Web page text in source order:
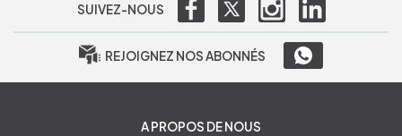
SUIVEZ-NOUS
REJOIGNEZ NOS ABONNÉS
A PROPOS DE NOUS